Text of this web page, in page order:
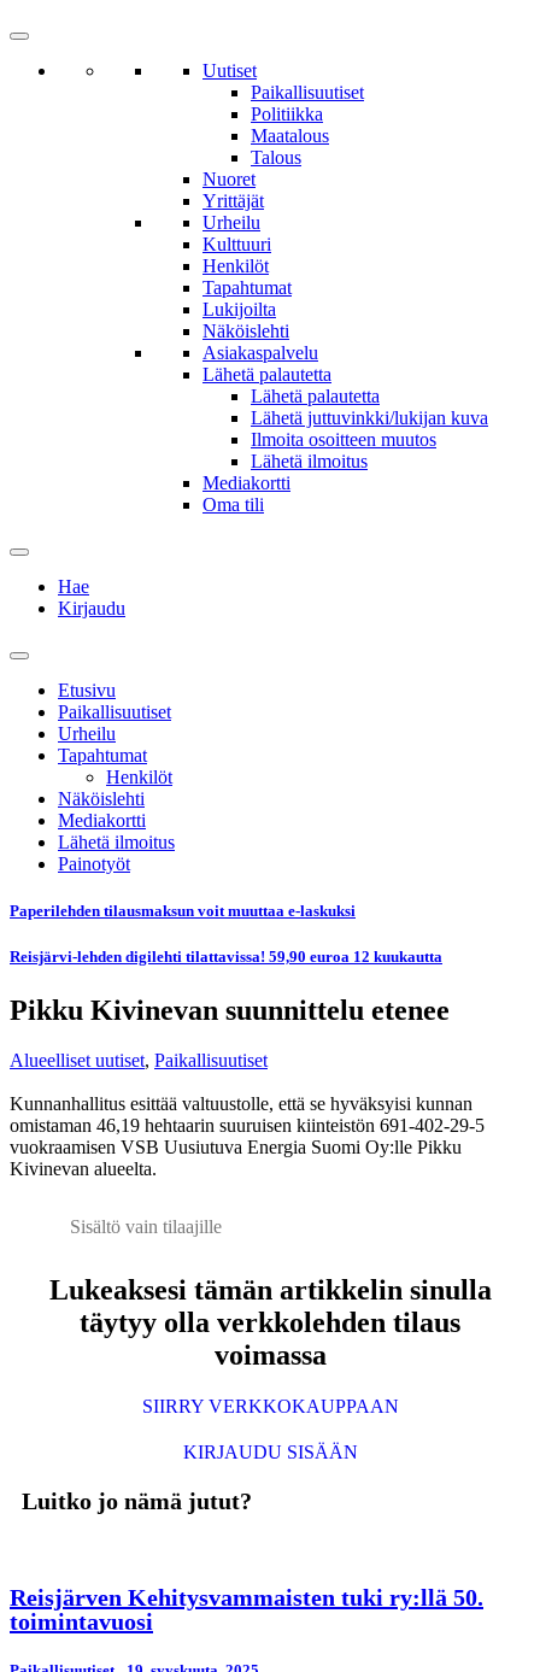
Uutiset
Paikallisuutiset
Politiikka
Maatalous
Talous
Nuoret
Yrittäjät
Urheilu
Kulttuuri
Henkilöt
Tapahtumat
Lukijoilta
Näköislehti
Asiakaspalvelu
Lähetä palautetta
Lähetä palautetta
Lähetä juttuvinkki/lukijan kuva
Ilmoita osoitteen muutos
Lähetä ilmoitus
Mediakortti
Oma tili
Hae
Kirjaudu
Etusivu
Paikallisuutiset
Urheilu
Tapahtumat
Henkilöt
Näköislehti
Mediakortti
Lähetä ilmoitus
Painotyöt
Paperilehden tilausmaksun voit muuttaa e-laskuksi
Reisjärvi-lehden digilehti tilattavissa! 59,90 euroa 12 kuukautta
Pikku Kivinevan suunnittelu etenee
Alueelliset uutiset, Paikallisuutiset
Kunnanhallitus esittää valtuustolle, että se hyväksyisi kunnan
omistaman 46,19 hehtaarin suuruisen kiinteistön 691-402-29-5
vuokraamisen VSB Uusiutuva Energia Suomi Oy:lle Pikku
Kivinevan alueelta.
Sisältö vain tilaajille
Lukeaksesi tämän artikkelin sinulla
täytyy olla verkkolehden tilaus
voimassa
SIIRRY VERKKOKAUPPAAN
KIRJAUDU SISÄÄN
Luitko jo nämä jutut?
Reisjärven Kehitysvammaisten tuki ry:llä 50.
toimintavuosi